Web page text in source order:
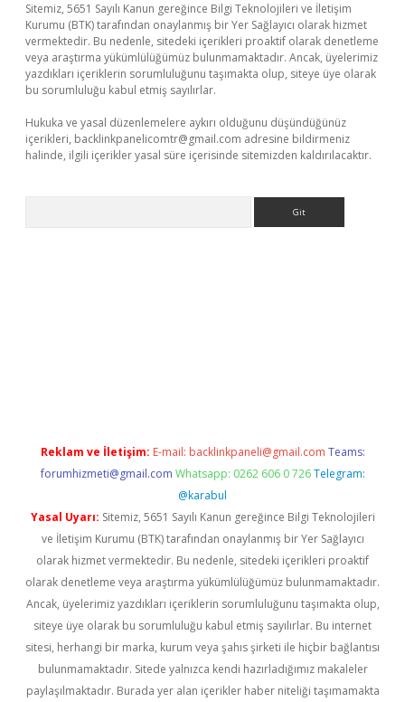
Sitemiz, 5651 Sayılı Kanun gereğince Bilgi Teknolojileri ve İletişim
Kurumu (BTK) tarafından onaylanmış bir Yer Sağlayıcı olarak hizmet
vermektedir. Bu nedenle, sitedeki içerikleri proaktif olarak denetleme
veya araştırma yükümlülüğümüz bulunmamaktadır. Ancak, üyelerimiz
yazdıkları içeriklerin sorumluluğunu taşımakta olup, siteye üye olarak
bu sorumluluğu kabul etmiş sayılırlar.
Hukuka ve yasal düzenlemelere aykırı olduğunu düşündüğünüz
içerikleri, backlinkpanelicomtr@gmail.com adresine bildirmeniz
halinde, ilgili içerikler yasal süre içerisinde sitemizden kaldırılacaktır.
Reklam ve İletişim: E-mail: backlinkpaneli@gmail.com Teams:
forumhizmeti@gmail.com Whatsapp: 0262 606 0 726 Telegram:
@karabul
Yasal Uyarı: Sitemiz, 5651 Sayılı Kanun gereğince Bilgi Teknolojileri
ve İletişim Kurumu (BTK) tarafından onaylanmış bir Yer Sağlayıcı
olarak hizmet vermektedir. Bu nedenle, sitedeki içerikleri proaktif
olarak denetleme veya araştırma yükümlülüğümüz bulunmamaktadır.
Ancak, üyelerimiz yazdıkları içeriklerin sorumluluğunu taşımakta olup,
siteye üye olarak bu sorumluluğu kabul etmiş sayılırlar. Bu internet
sitesi, herhangi bir marka, kurum veya şahıs şirketi ile hiçbir bağlantısı
bulunmamaktadır. Sitede yalnızca kendi hazırladığımız makaleler
paylaşılmaktadır. Burada yer alan içerikler haber niteliği taşımamakta